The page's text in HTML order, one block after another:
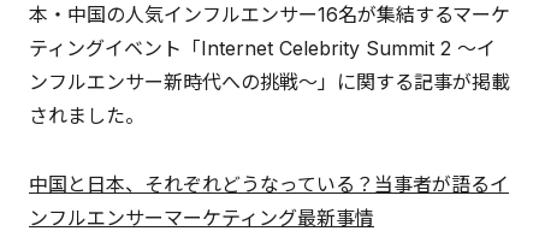
本・中国の人気インフルエンサー16名が集結するマーケ
ティングイベント「Internet Celebrity Summit 2 ～イ
ンフルエンサー新時代への挑戦～」に関する記事が掲載
されました。
中国と日本、それぞれどうなっている？当事者が語るイ
ンフルエンサーマーケティング最新事情